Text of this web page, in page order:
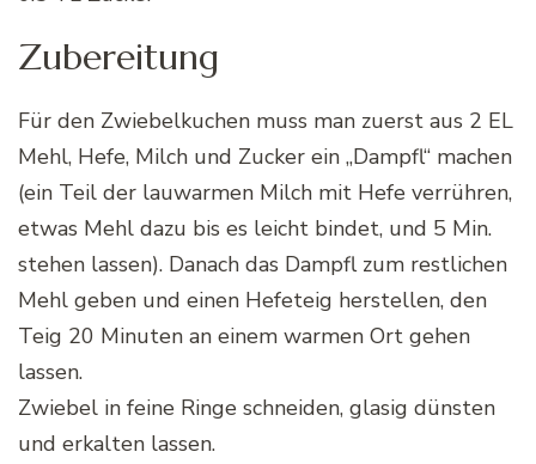
Zubereitung
Für den Zwiebelkuchen muss man zuerst aus 2 EL
Mehl, Hefe, Milch und Zucker ein „Dampfl“ machen
(ein Teil der lauwarmen Milch mit Hefe verrühren,
etwas Mehl dazu bis es leicht bindet, und 5 Min.
stehen lassen). Danach das Dampfl zum restlichen
Mehl geben und einen Hefeteig herstellen, den
Teig 20 Minuten an einem warmen Ort gehen
lassen.
Zwiebel in feine Ringe schneiden, glasig dünsten
und erkalten lassen.